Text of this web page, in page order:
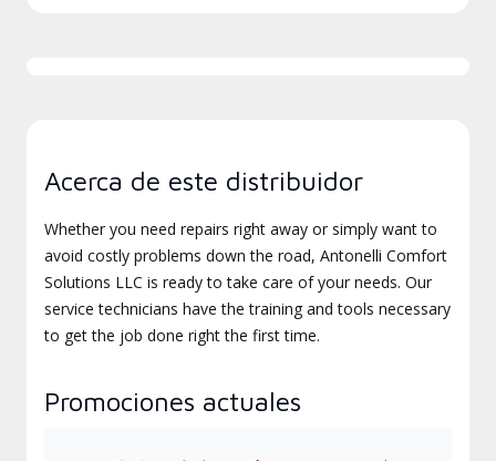
Acerca de este distribuidor
Whether you need repairs right away or simply want to
avoid costly problems down the road, Antonelli Comfort
Solutions LLC is ready to take care of your needs. Our
service technicians have the training and tools necessary
to get the job done right the first time.
Promociones actuales